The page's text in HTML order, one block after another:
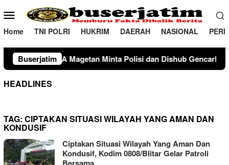
ke
konten
Menu
Mobile
Home TNI POLRI HUKRIM DAERAH NASIONAL
Buserjatim
Minta Polisi dan Dishub Gencarkan Sosialisasi Edukasi
HEADLINES
TAG: CIPTAKAN SITUASI WILAYAH YANG AMAN DAN
KONDUSIF
Ciptakan Situasi Wilayah Yang Aman Dan
Kondusif, Kodim 0808/Blitar Gelar Patroli